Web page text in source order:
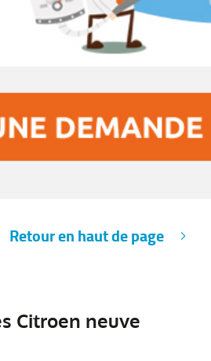
Retour en haut de page
Citroen neuve